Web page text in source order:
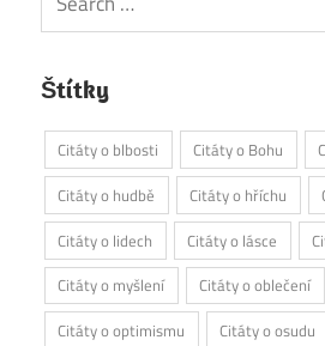
Štítky
Citáty o blbosti Citáty o Bohu
Citáty o hudbě
Citáty o hříchu
Citáty o lidech
Citáty o lásce
Citáty o myšlení
Citáty o oblečení
Citáty o optimismu
Citáty o osudu